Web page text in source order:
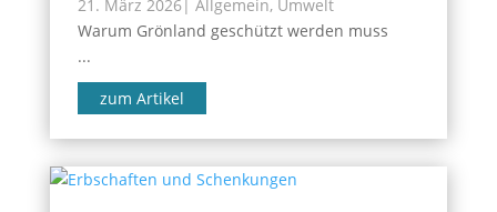
21. März 2026| Allgemein, Umwelt
Warum Grönland geschützt werden muss
...
zum Artikel